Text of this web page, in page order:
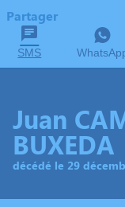
Partager
SMS
Juan
BUXEDA
décédé le 29